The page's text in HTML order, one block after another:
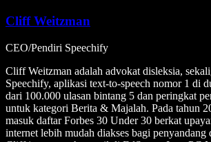
Cliff Weitzman
CEO/Pendiri Speechify
Cliff Weitzman adalah advokat disleksia,
Speechify, aplikasi text-to-speech nomor 1 di
dari 100.000 ulasan bintang 5 dan peringkat
untuk kategori Berita & Majalah. Pada tahun
masuk daftar Forbes 30 Under 30 berkat
internet lebih mudah diakses bagi penyandang